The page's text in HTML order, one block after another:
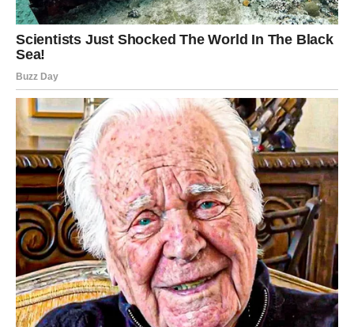
magnetično privlači može vas potpuno izbaciti iz
ravnoteže, ali na lep način.
EMOCIJE:
Osećate da ste spremni da presečete staro i otvorite
novo poglavlje. Nema više polovičnih odnosa.
UNUTRAŠNJA SNAGA:
Shvatate da ste preživeli ono što je trebalo da vas slomi –
i sada dolazi nagrada.
Škorpiji ovog vikenda sudbina daje znak da dolazi nešto
veće.